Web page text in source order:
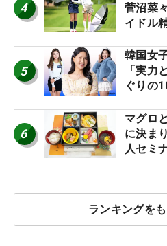
4
菅沼菜
イドル
5
韓国女
「実力
ぐりの
6
マグロ
に決ま
人セミ
ランキングを